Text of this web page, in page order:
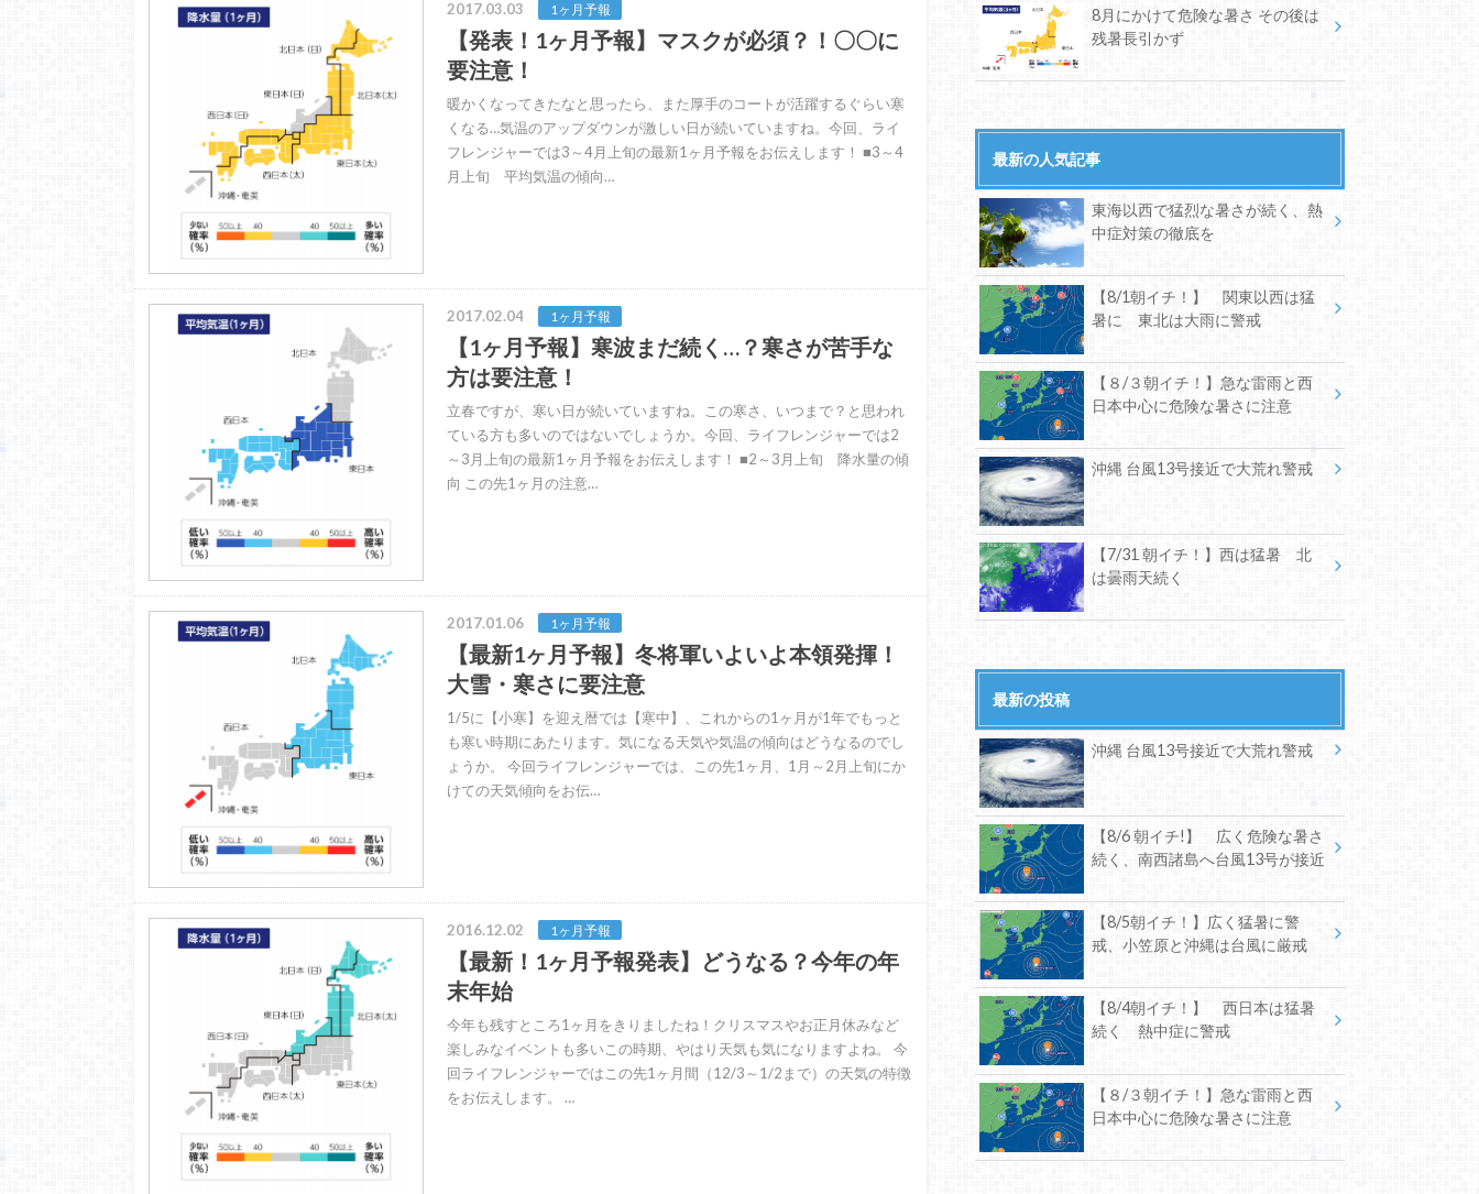
2017.03.03 1ヶ月予報
【発表！1ヶ月予報】マスクが必須？！〇〇に
要注意！
暖かくなってきたなと思ったら、また厚手のコートが活躍するぐらい寒
くなる…気温のアップダウンが激しい日が続いていますね。今回、ライ
フレンジャーでは3～4月上旬の最新1ヶ月予報をお伝えします！ ■3～4
月上旬 平均気温の傾向…
2017.02.04 1ヶ月予報
【1ヶ月予報】寒波まだ続く…？寒さが苦手な
方は要注意！
立春ですが、寒い日が続いていますね。この寒さ、いつまで？と思われ
ている方も多いのではないでしょうか。今回、ライフレンジャーでは2
～3月上旬の最新1ヶ月予報をお伝えします！ ■2～3月上旬 降水量の傾
向 この先1ヶ月の注意…
2017.01.06 1ヶ月予報
【最新1ヶ月予報】冬将軍いよいよ本領発揮！
大雪・寒さに要注意
1/5に【小寒】を迎え暦では【寒中】、これからの1ヶ月が1年でもっと
も寒い時期にあたります。気になる天気や気温の傾向はどうなるのでし
ょうか。 今回ライフレンジャーでは、この先1ヶ月、1月～2月上旬にか
けての天気傾向をお伝…
2016.12.02 1ヶ月予報
【最新！1ヶ月予報発表】どうなる？今年の年
末年始
今年も残すところ1ヶ月をきりましたね！クリスマスやお正月休みなど
楽しみなイベントも多いこの時期、やはり天気も気になりますよね。 今
回ライフレンジャーではこの先1ヶ月間（12/3～1/2まで）の天気の特徴
をお伝えします。 …
8月にかけて危険な暑さ その後は
残暑長引かず
最新の人気記事
東海以西で猛烈な暑さが続く、熱
中症対策の徹底を
【8/1朝イチ！】 関東以西は猛
暑に 東北は大雨に警戒
【８/３朝イチ！】急な雷雨と西
日本中心に危険な暑さに注意
沖縄 台風13号接近で大荒れ警戒
【7/31 朝イチ！】西は猛暑 北
は曇雨天続く
最新の投稿
沖縄 台風13号接近で大荒れ警戒
【8/6 朝イチ!】 広く危険な暑さ
続く、南西諸島へ台風13号が接近
【8/5朝イチ！】広く猛暑に警
戒、小笠原と沖縄は台風に厳戒
【8/4朝イチ！】 西日本は猛暑
続く 熱中症に警戒
【８/３朝イチ！】急な雷雨と西
日本中心に危険な暑さに注意